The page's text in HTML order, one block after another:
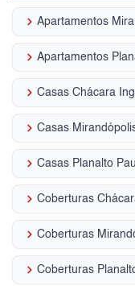
keyboard_arrow_right Apartamentos
keyboard_arrow_right Apartamentos
keyboard_arrow_right Casas Chácara
keyboard_arrow_right Casas
keyboard_arrow_right Casas Planalto
keyboard_arrow_right Coberturas
keyboard_arrow_right Coberturas
keyboard_arrow_right Coberturas